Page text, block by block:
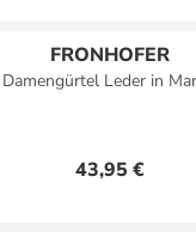
FRONHOFER
Damengürtel Leder in
43,95 €